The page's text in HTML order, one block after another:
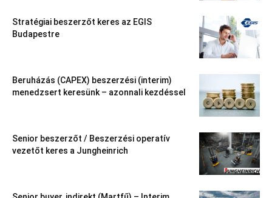
Stratégiai beszerzőt keres az EGIS
Budapestre
Beruházás (CAPEX) beszerzési (interim)
menedzsert keresünk – azonnali kezdéssel
Senior beszerzőt / Beszerzési operatív
vezetőt keres a Jungheinrich